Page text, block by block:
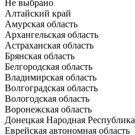
Не выбрано
Алтайский край
Амурская область
Архангельская область
Астраханская область
Брянская область
Белгородская область
Владимирская область
Волгоградская область
Вологодская область
Воронежская область
Донецкая Народная Республика
Еврейская автономная область